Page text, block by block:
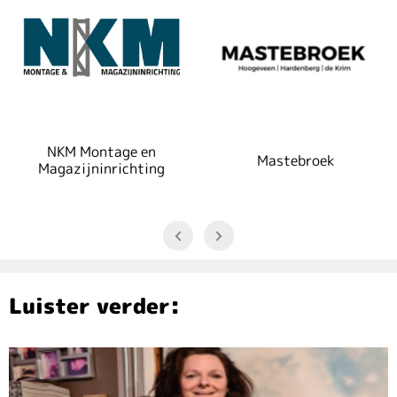
NKM Montage en
Magazijninrichting
Mastebroek
Luister verder: